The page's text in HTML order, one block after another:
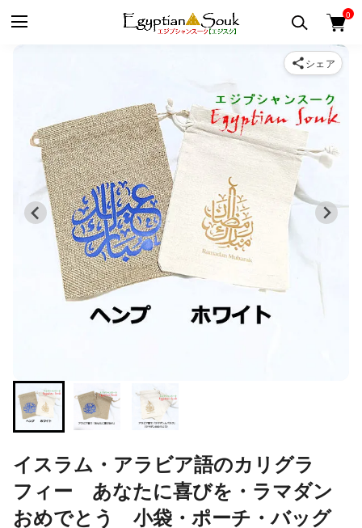
0
イスラム・アラビア語のカリグラ
フィー あなたに喜びを・ラマダン
おめでとう 小袋・ポーチ・バッグ
シェア